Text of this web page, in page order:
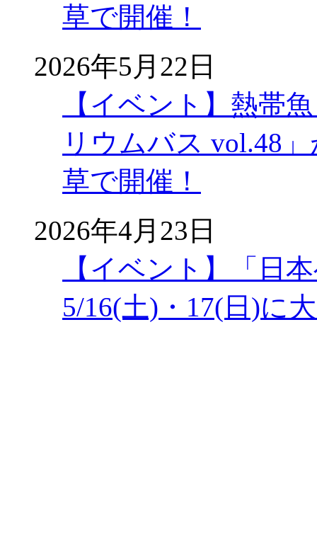
草で開催！
2026年5月22日
【イベント】熱帯
リウムバス vol.48
草で開催！
2026年4月23日
【イベント】「日
5/16(土)・17(日)に